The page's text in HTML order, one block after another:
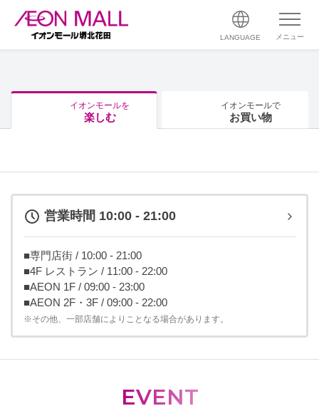
LANGUAGE メニュー
イオンモールを
楽しむ
イオンモールで
お買い物
営業時間 10:00 - 21:00
■専門店街 / 10:00 - 21:00
■4F レストラン / 11:00 - 22:00
■AEON 1F / 09:00 - 23:00
■AEON 2F・3F / 09:00 - 22:00
※その他、一部店舗によりことなる場合があります。
EVENT